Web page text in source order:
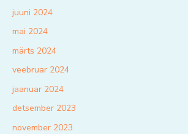
juuni 2024
mai 2024
märts 2024
veebruar 2024
jaanuar 2024
detsember 2023
november 2023